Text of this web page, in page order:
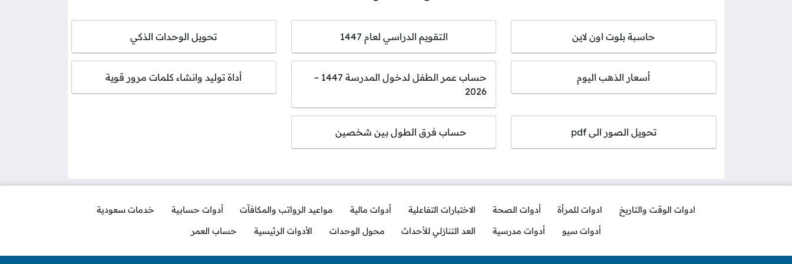
حاسبة بلوت اون لاين التقويم الدراسي لعام 1447 تحويل الوحدات الذكي
أسعار الذهب اليوم
حساب عمر الطفل لدخول المدرسة 1447 –
2026
أداة توليد وانشاء كلمات مرور قوية
تحويل الصور الى pdf حساب فرق الطول بين شخصين
ادوات الوقت والتاريخ ادوات للمرأة أدوات الصحة الاختبارات التفاعلية أدوات مالية مواعيد الرواتب والمكافآت أدوات حسابية
خدمات سعودية
أدوات سيو
أدوات مدرسية العد التنازلي للأحداث محول الوحدات الأدوات الرئيسية حساب العمر